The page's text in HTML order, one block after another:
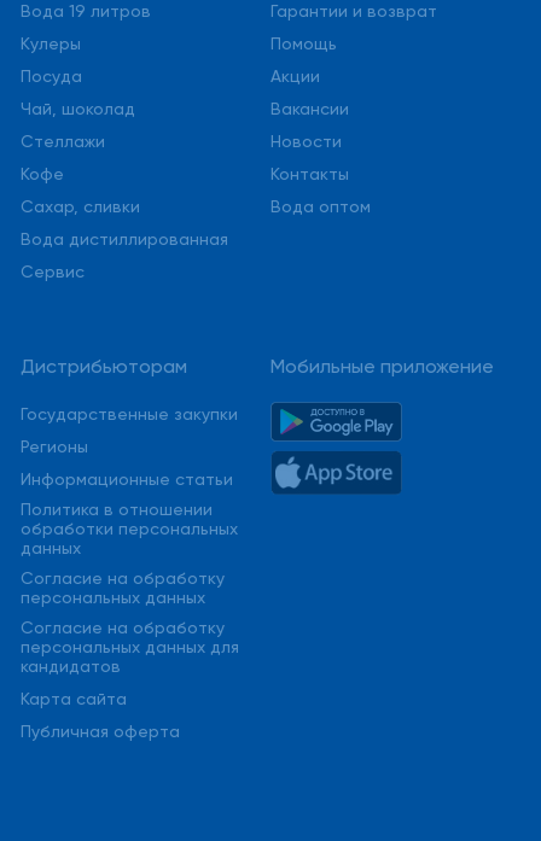
Вода 19 литров
Кулеры
Посуда
Чай, шоколад
Стеллажи
Кофе
Сахар, сливки
Вода дистиллированная
Сервис
Гарантии и возврат
Помощь
Акции
Вакансии
Новости
Контакты
Вода оптом
Дистрибьюторам
Государственные закупки
Регионы
Информационные статьи
Политика в отношении
обработки персональных
данных
Cогласие на обработку
персональных данных
Cогласие на обработку
персональных данных для
кандидатов
Карта сайта
Публичная оферта
Мобильные приложение